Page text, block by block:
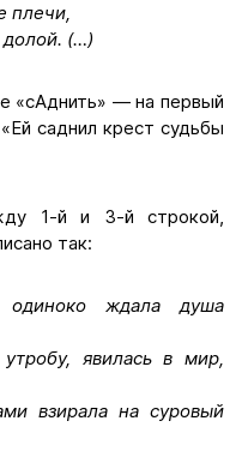
плечи,
долой. (…)
«сАднить» — на первый
саднил крест судьбы
1-й и 3-й строкой,
так:
ждала душа
явилась в мир,
взирала на суровый